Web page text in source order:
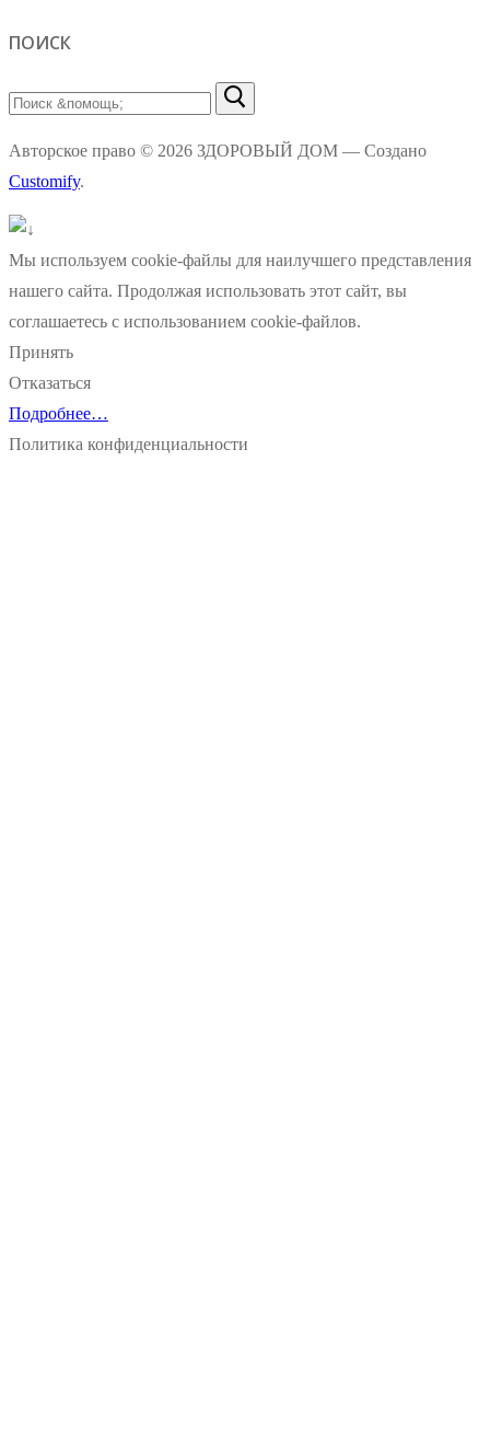
ПОИСК
Найти:
Авторское право © 2026 ЗДОРОВЫЙ ДОМ — Создано
Customify.
Мы используем cookie-файлы для наилучшего представления
нашего сайта. Продолжая использовать этот сайт, вы
соглашаетесь с использованием cookie-файлов.
Принять
Отказаться
Подробнее…
Политика конфиденциальности